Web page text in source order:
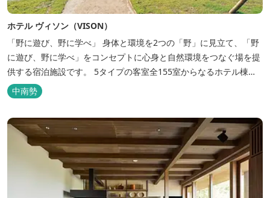
ホテル ヴィソン（VISON）
「野に遊び、野に学べ」 身体と環境を2つの「野」に見立て、「野
に遊び、野に学べ」をコンセプトに心身と自然環境をつなぐ場を提
供する宿泊施設です。 5タイプの客室全155室からなるホテル棟
と、プライベートな滞在が楽しめる一棟独立型のヴィラ6棟がござ
います。
中南勢